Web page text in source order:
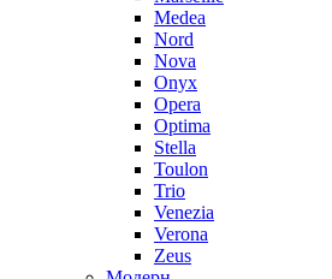
Medea
Nord
Nova
Onyx
Opera
Optima
Stella
Toulon
Trio
Venezia
Verona
Zeus